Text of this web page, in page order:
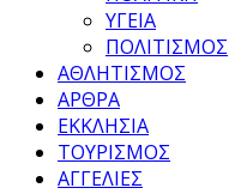
ΥΓΕΙΑ
ΠΟΛΙΤΙΣΜΟΣ
ΑΘΛΗΤΙΣΜΟΣ
ΑΡΘΡΑ
ΕΚΚΛΗΣΙΑ
ΤΟΥΡΙΣΜΟΣ
ΑΓΓΕΛΙΕΣ